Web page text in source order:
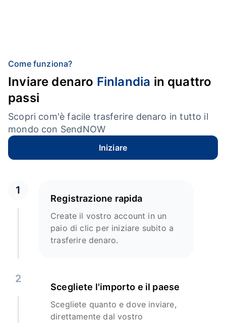
Come funziona?
Inviare denaro Finlandia in quattro
passi
Scopri com'è facile trasferire denaro in tutto il
mondo con SendNOW
Iniziare
1
Registrazione rapida
Create il vostro account in un
paio di clic per iniziare subito a
trasferire denaro.
2
Scegliete l'importo e il paese
Scegliete quanto e dove inviare,
direttamente dal vostro